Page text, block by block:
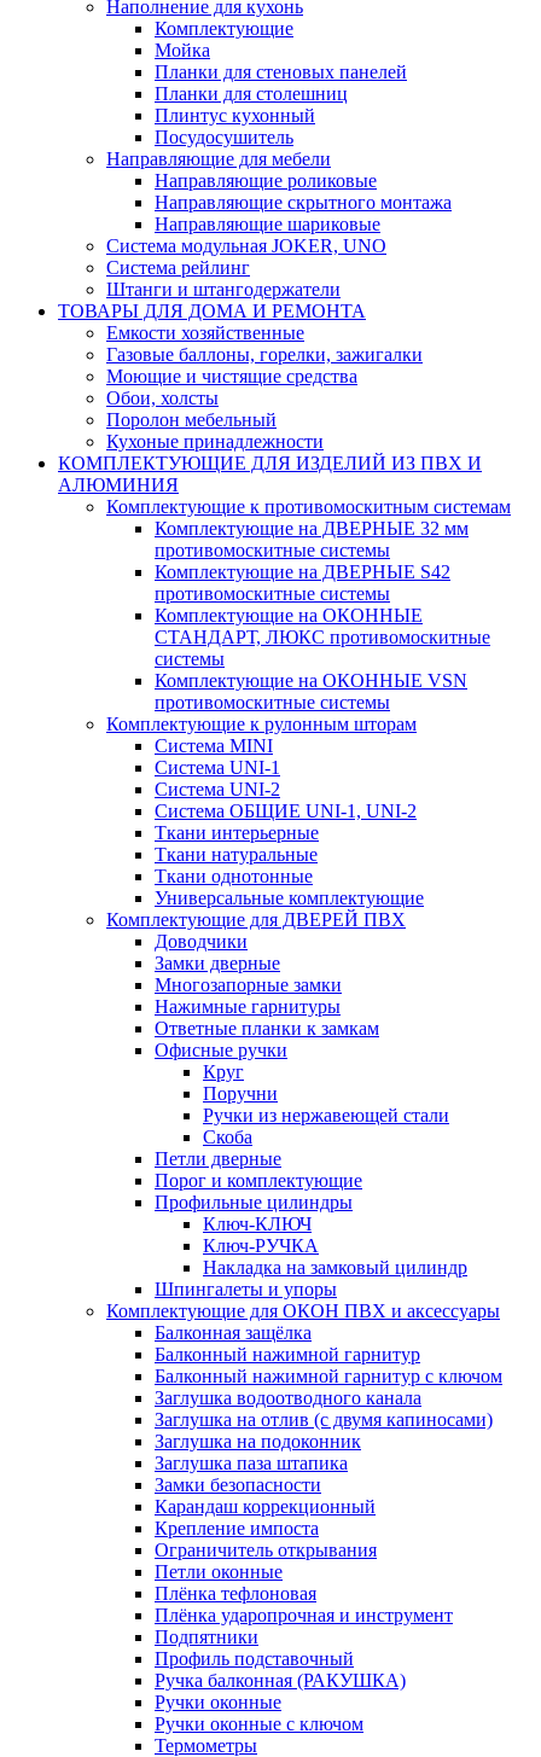
Наполнение для кухонь
Комплектующие
Мойка
Планки для стеновых панелей
Планки для столешниц
Плинтус кухонный
Посудосушитель
Направляющие для мебели
Направляющие роликовые
Направляющие скрытного монтажа
Направляющие шариковые
Система модульная JOKER, UNO
Система рейлинг
Штанги и штангодержатели
ТОВАРЫ ДЛЯ ДОМА И РЕМОНТА
Емкости хозяйственные
Газовые баллоны, горелки, зажигалки
Моющие и чистящие средства
Обои, холсты
Поролон мебельный
Кухоные принадлежности
КОМПЛЕКТУЮЩИЕ ДЛЯ ИЗДЕЛИЙ ИЗ ПВХ И
АЛЮМИНИЯ
Комплектующие к противомоскитным системам
Комплектующие на ДВЕРНЫЕ 32 мм
противомоскитные системы
Комплектующие на ДВЕРНЫЕ S42
противомоскитные системы
Комплектующие на ОКОННЫЕ
СТАНДАРТ, ЛЮКС противомоскитные
системы
Комплектующие на ОКОННЫЕ VSN
противомоскитные системы
Комплектующие к рулонным шторам
Система MINI
Система UNI-1
Система UNI-2
Система ОБЩИЕ UNI-1, UNI-2
Ткани интерьерные
Ткани натуральные
Ткани однотонные
Универсальные комплектующие
Комплектующие для ДВЕРЕЙ ПВХ
Доводчики
Замки дверные
Многозапорные замки
Нажимные гарнитуры
Ответные планки к замкам
Офисные ручки
Круг
Поручни
Ручки из нержавеющей стали
Скоба
Петли дверные
Порог и комплектующие
Профильные цилиндры
Ключ-КЛЮЧ
Ключ-РУЧКА
Накладка на замковый цилиндр
Шпингалеты и упоры
Комплектующие для ОКОН ПВХ и аксессуары
Балконная защёлка
Балконный нажимной гарнитур
Балконный нажимной гарнитур с ключом
Заглушка водоотводного канала
Заглушка на отлив (с двумя капиносами)
Заглушка на подоконник
Заглушка паза штапика
Замки безопасности
Карандаш коррекционный
Крепление импоста
Ограничитель открывания
Петли оконные
Плёнка тефлоновая
Плёнка ударопрочная и инструмент
Подпятники
Профиль подставочный
Ручка балконная (РАКУШКА)
Ручки оконные
Ручки оконные с ключом
Термометры